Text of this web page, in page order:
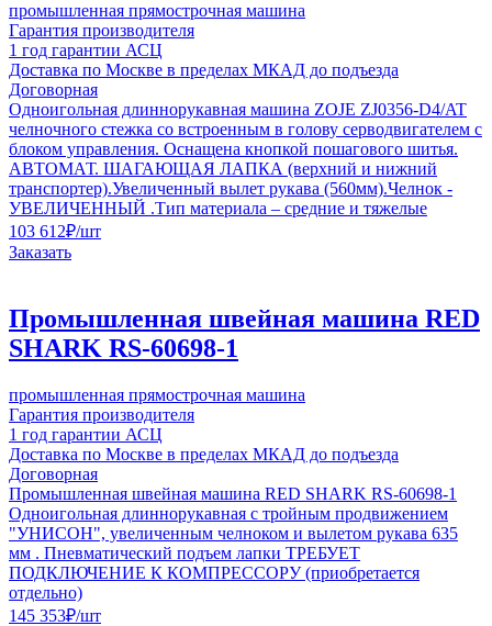
промышленная прямострочная машина
Гарантия производителя
1 год гарантии АСЦ
Доставка по Москве в пределах МКАД до подъезда
Договорная
Одноигольная длиннорукавная машина ZOJE ZJ0356-D4/AT
челночного стежка со встроенным в голову серводвигателем с
блоком управления. Оснащена кнопкой пошагового шитья.
АВТОМАТ. ШАГАЮЩАЯ ЛАПКА (верхний и нижний
транспортер).Увеличенный вылет рукава (560мм).Челнок -
УВЕЛИЧЕННЫЙ .Тип материала – средние и тяжелые
103 612₽/шт
Заказать
Промышленная швейная машина RED
SHARK RS-60698-1
промышленная прямострочная машина
Гарантия производителя
1 год гарантии АСЦ
Доставка по Москве в пределах МКАД до подъезда
Договорная
Промышленная швейная машина RED SHARK RS-60698-1
Одноигольная длиннорукавная с тройным продвижением
"УНИСОН", увеличенным челноком и вылетом рукава 635
мм . Пневматический подъем лапки ТРЕБУЕТ
ПОДКЛЮЧЕНИЕ К КОМПРЕССОРУ (приобретается
отдельно)
145 353₽/шт